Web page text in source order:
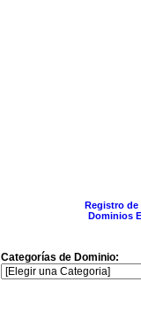
Registro de
Dominios
Categorías de Dominio: